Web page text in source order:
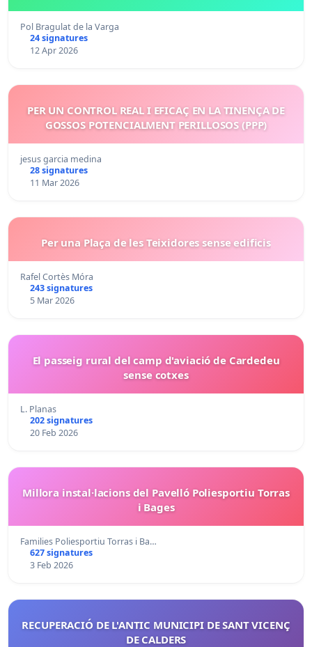
Pol Bragulat de la Varga
24 signatures
12 Apr 2026
PER UN CONTROL REAL I EFICAÇ EN LA TINENÇA DE
GOSSOS POTENCIALMENT PERILLOSOS (PPP)
jesus garcia medina
28 signatures
11 Mar 2026
Per una Plaça de les Teixidores sense edificis
Rafel Cortès Móra
243 signatures
5 Mar 2026
El passeig rural del camp d'aviació de Cardedeu
sense cotxes
L. Planas
202 signatures
20 Feb 2026
Millora instal·lacions del Pavelló Poliesportiu Torras
i Bages
Families Poliesportiu Torras i Ba…
627 signatures
3 Feb 2026
RECUPERACIÓ DE L'ANTIC MUNICIPI DE SANT VICENÇ
DE CALDERS